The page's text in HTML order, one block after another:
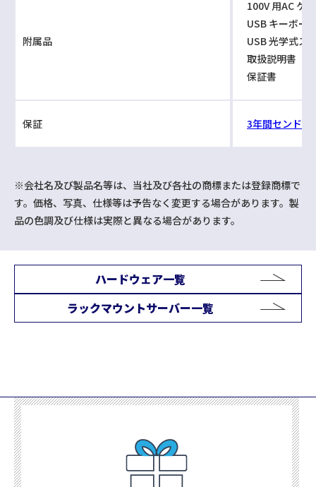
附属品
100V 用AC ケ
USB キーボー
USB 光学式ス
取扱説明書
保証書
保証 3年間センドバ
※会社名及び製品名等は、当社及び各社の商標または登録商標で
す。価格、写真、仕様等は予告なく変更する場合があります。製
品の色調及び仕様は実際と異なる場合があります。
ハードウェア一覧
ラックマウントサーバー一覧